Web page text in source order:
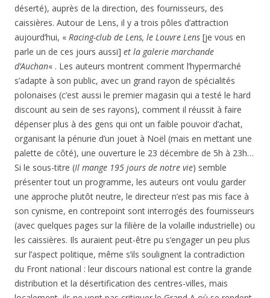
déserté), auprès de la direction, des fournisseurs, des
caissières. Autour de Lens, il y a trois pôles d’attraction
aujourd’hui, « Racing-club de Lens, le Louvre Lens [je vous en
parle un de ces jours aussi] et la galerie marchande
d’Auchan« . Les auteurs montrent comment l’hypermarché
s’adapte à son public, avec un grand rayon de spécialités
polonaises (c’est aussi le premier magasin qui a testé le hard
discount au sein de ses rayons), comment il réussit à faire
dépenser plus à des gens qui ont un faible pouvoir d’achat,
organisant la pénurie d’un jouet à Noël (mais en mettant une
palette de côté), une ouverture le 23 décembre de 5h à 23h…
Si le sous-titre (Il mange 195 jours de notre vie) semble
présenter tout un programme, les auteurs ont voulu garder
une approche plutôt neutre, le directeur n’est pas mis face à
son cynisme, en contrepoint sont interrogés des fournisseurs
(avec quelques pages sur la filière de la volaille industrielle) ou
les caissières. Ils auraient peut-être pu s’engager un peu plus
sur l’aspect politique, même s’ils soulignent la contradiction
du Front national : leur discours national est contre la grande
distribution et la désertification des centres-villes, mais